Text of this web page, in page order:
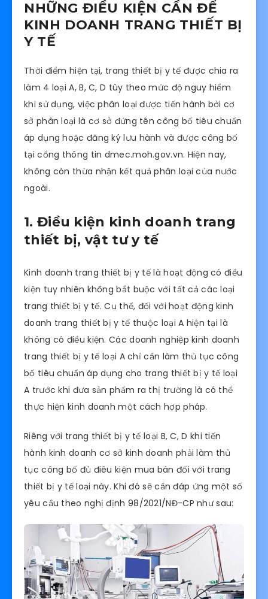
NHỮNG ĐIỀU KIỆN CẦN ĐỂ
KINH DOANH TRANG THIẾT BỊ
Y TẾ
Thời điểm hiện tại, trang thiết bị y tế được chia ra
làm 4 loại A, B, C, D tùy theo mức độ nguy hiểm
khi sử dụng, việc phân loại được tiến hành bởi cơ
sở phân loại là cơ sở đứng tên công bố tiêu chuẩn
áp dụng hoặc đăng ký lưu hành và được công bố
tại cổng thông tin dmec.moh.gov.vn. Hiện nay,
không còn thừa nhận kết quả phân loại của nước
ngoài.
1. Điều kiện kinh doanh trang
thiết bị, vật tư y tế
Kinh doanh trang thiết bị y tế là hoạt động có điều
kiện tuy nhiên không bắt buộc với tất cả các loại
trang thiết bị y tế. Cụ thể, đối với hoạt động kinh
doanh trang thiết bị y tế thuộc loại A hiện tại là
không có điều kiện. Các doanh nghiệp kinh doanh
trang thiết bị y tế loại A chỉ cần làm thủ tục công
bố tiêu chuẩn áp dụng cho trang thiết bị y tế loại
A trước khi đưa sản phẩm ra thị trường là có thể
thực hiện kinh doanh một cách hợp pháp.
Riêng với trang thiết bị y tế loại B, C, D khi tiến
hành kinh doanh cơ sở kinh doanh phải làm thủ
tục công bố đủ điêu kiện mua bán đối với trang
thiết bị y tế loại này. Khi đó sẽ cần đáp ứng một số
yêu cầu theo nghị định 98/2021/NĐ-CP như sau: